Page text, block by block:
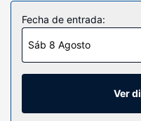
Te sentirás como en tu
habitaciones con aire
microondas. Mantén el
la conexión wifi gratis. El
combinadas está
gratuitos y secadores de
incluyen escritorio,
Fecha de entrada:
Sáb 8 Agosto
Ver